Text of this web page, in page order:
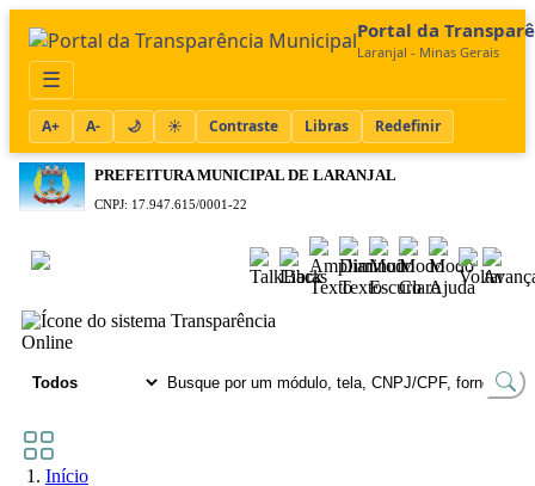
Portal da
Laranjal - Minas Gerais
☰
A+ A- 🌙 ☀️ Contraste Libras Redefinir
PREFEITURA MUNICIPAL DE LARANJAL
CNPJ: 17.947.615/0001-22
Início